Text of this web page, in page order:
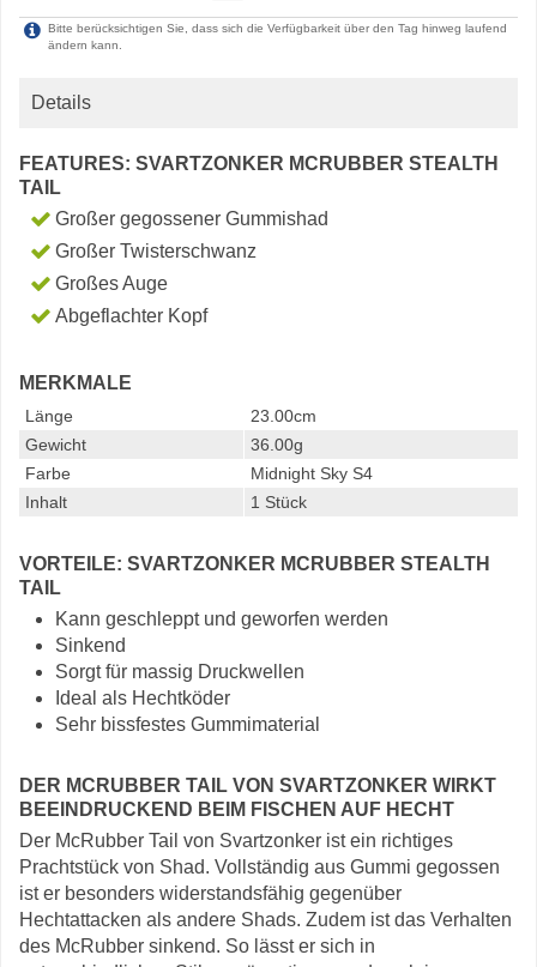
Bitte berücksichtigen Sie, dass sich die Verfügbarkeit über den Tag hinweg laufend
ändern kann.
Details
FEATURES: SVARTZONKER MCRUBBER STEALTH
TAIL
Großer gegossener Gummishad
Großer Twisterschwanz
Großes Auge
Abgeflachter Kopf
MERKMALE
Länge
23.00cm
Gewicht
36.00g
Farbe
Midnight Sky S4
Inhalt
1 Stück
VORTEILE: SVARTZONKER MCRUBBER STEALTH
TAIL
Kann geschleppt und geworfen werden
Sinkend
Sorgt für massig Druckwellen
Ideal als Hechtköder
Sehr bissfestes Gummimaterial
DER MCRUBBER TAIL VON SVARTZONKER WIRKT
BEEINDRUCKEND BEIM FISCHEN AUF HECHT
Der McRubber Tail von Svartzonker ist ein richtiges
Prachtstück von Shad. Vollständig aus Gummi gegossen
ist er besonders widerstandsfähig gegenüber
Hechtattacken als andere Shads. Zudem ist das Verhalten
des McRubber sinkend. So lässt er sich in